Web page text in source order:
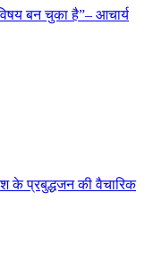
बन चुका है”– आचार्य
के प्रबुद्धजन की वैचारिक